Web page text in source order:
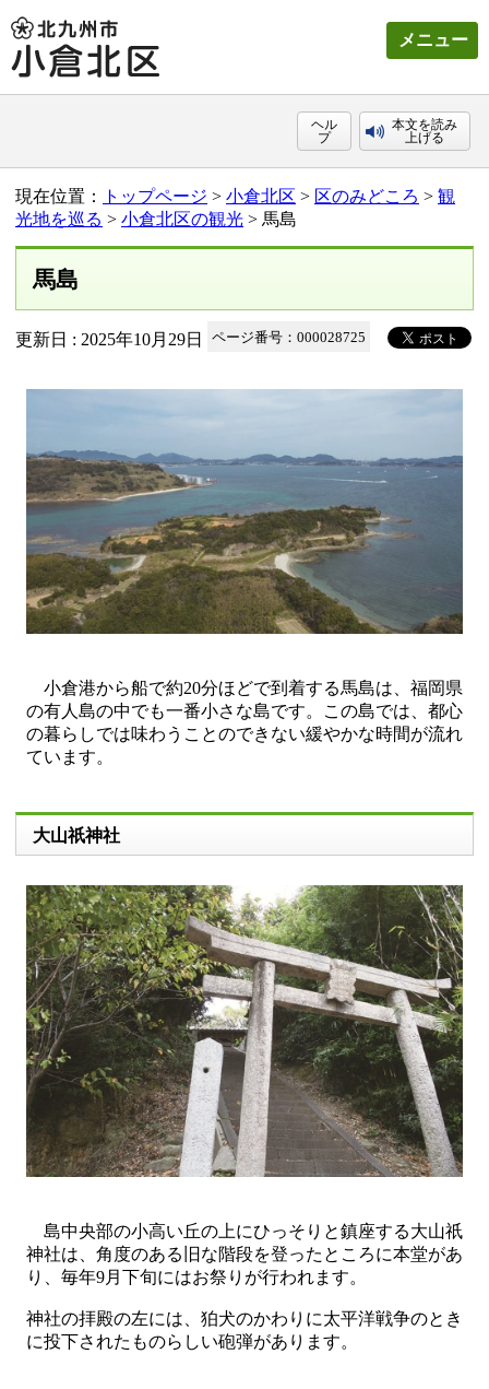
メニュー
ヘル
プ
本文を読み
上げる
現在位置： トップページ > 小倉北区 > 区のみどころ > 観
光地を巡る > 小倉北区の観光 > 馬島
馬島
更新日 : 2025年10月29日 ページ番号：000028725
小倉港から船で約20分ほどで到着する馬島は、福岡県
の有人島の中でも一番小さな島です。この島では、都心
の暮らしでは味わうことのできない緩やかな時間が流れ
ています。
大山祇神社
島中央部の小高い丘の上にひっそりと鎮座する大山祇
神社は、角度のある旧な階段を登ったところに本堂があ
り、毎年9月下旬にはお祭りが行われます。
神社の拝殿の左には、狛犬のかわりに太平洋戦争のとき
に投下されたものらしい砲弾があります。